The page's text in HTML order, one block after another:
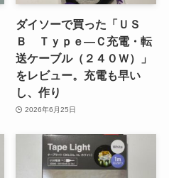
ダイソーで買った「ＵＳ
Ｂ Ｔｙｐｅ―Ｃ充電・転
送ケーブル（２４０Ｗ）」
をレビュー。充電も早い
し、作り
2026年6月25日